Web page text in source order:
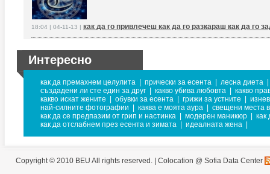
18:04 | 04-11-13 | как да го привлечеш как да го разкараш как да го
Интересно
как да премахнем целулита прически за есента лесна диета
създадени ли сте един за друг
какво убива любовта
какво
какво искат жените
обувки за есента грижи за устните
най-силните фотографии
каква е моята аура
свещени места
как да се предпазим от грип и настинка
модерен маникюр
как
как да отслабнем през есента и зимата
идеалната жена
Copyright © 2010 BEU All rights reserved. | Colocation @ Sofia Data Center